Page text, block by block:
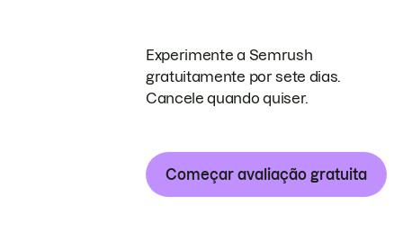
Experimente a Semrush
gratuitamente por sete dias.
Cancele quando quiser.
Começar avaliação gratuita